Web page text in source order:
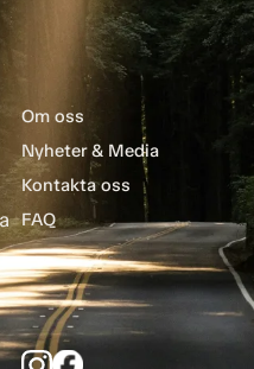
Om oss
Nyheter & Media
Kontakta oss
FAQ